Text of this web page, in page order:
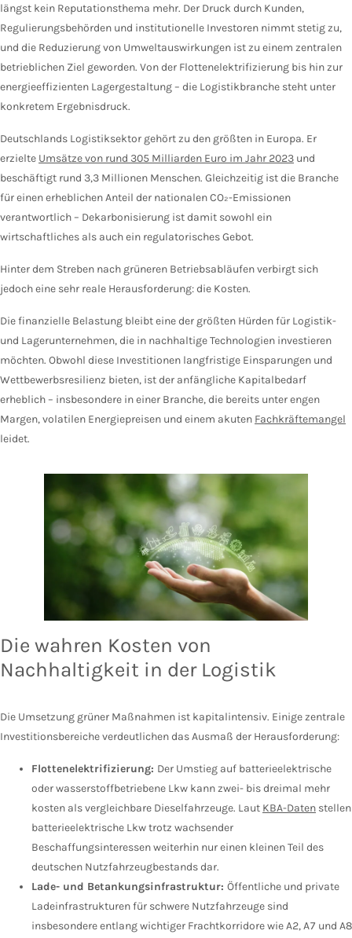
längst kein Reputationsthema mehr. Der Druck durch Kunden,
Regulierungsbehörden und institutionelle Investoren nimmt stetig zu,
und die Reduzierung von Umweltauswirkungen ist zu einem zentralen
betrieblichen Ziel geworden. Von der Flottenelektrifizierung bis hin zur
energieeffizienten Lagergestaltung – die Logistikbranche steht unter
konkretem Ergebnisdruck.
Deutschlands Logistiksektor gehört zu den größten in Europa. Er
erzielte Umsätze von rund 305 Milliarden Euro im Jahr 2023 und
beschäftigt rund 3,3 Millionen Menschen. Gleichzeitig ist die Branche
für einen erheblichen Anteil der nationalen CO₂-Emissionen
verantwortlich – Dekarbonisierung ist damit sowohl ein
wirtschaftliches als auch ein regulatorisches Gebot.
Hinter dem Streben nach grüneren Betriebsabläufen verbirgt sich
jedoch eine sehr reale Herausforderung: die Kosten.
Die finanzielle Belastung bleibt eine der größten Hürden für Logistik-
und Lagerunternehmen, die in nachhaltige Technologien investieren
möchten. Obwohl diese Investitionen langfristige Einsparungen und
Wettbewerbsresilienz bieten, ist der anfängliche Kapitalbedarf
erheblich – insbesondere in einer Branche, die bereits unter engen
Margen, volatilen Energiepreisen und einem akuten Fachkräftemangel
leidet.
Die wahren Kosten von
Nachhaltigkeit in der Logistik
Die Umsetzung grüner Maßnahmen ist kapitalintensiv. Einige zentrale
Investitionsbereiche verdeutlichen das Ausmaß der Herausforderung:
Flottenelektrifizierung: Der Umstieg auf batterieelektrische
oder wasserstoffbetriebene Lkw kann zwei- bis dreimal mehr
kosten als vergleichbare Dieselfahrzeuge. Laut KBA-Daten stellen
batterieelektrische Lkw trotz wachsender
Beschaffungsinteressen weiterhin nur einen kleinen Teil des
deutschen Nutzfahrzeugbestands dar.
Lade- und Betankungsinfrastruktur: Öffentliche und private
Ladeinfrastrukturen für schwere Nutzfahrzeuge sind
insbesondere entlang wichtiger Frachtkorridore wie A2, A7 und A8